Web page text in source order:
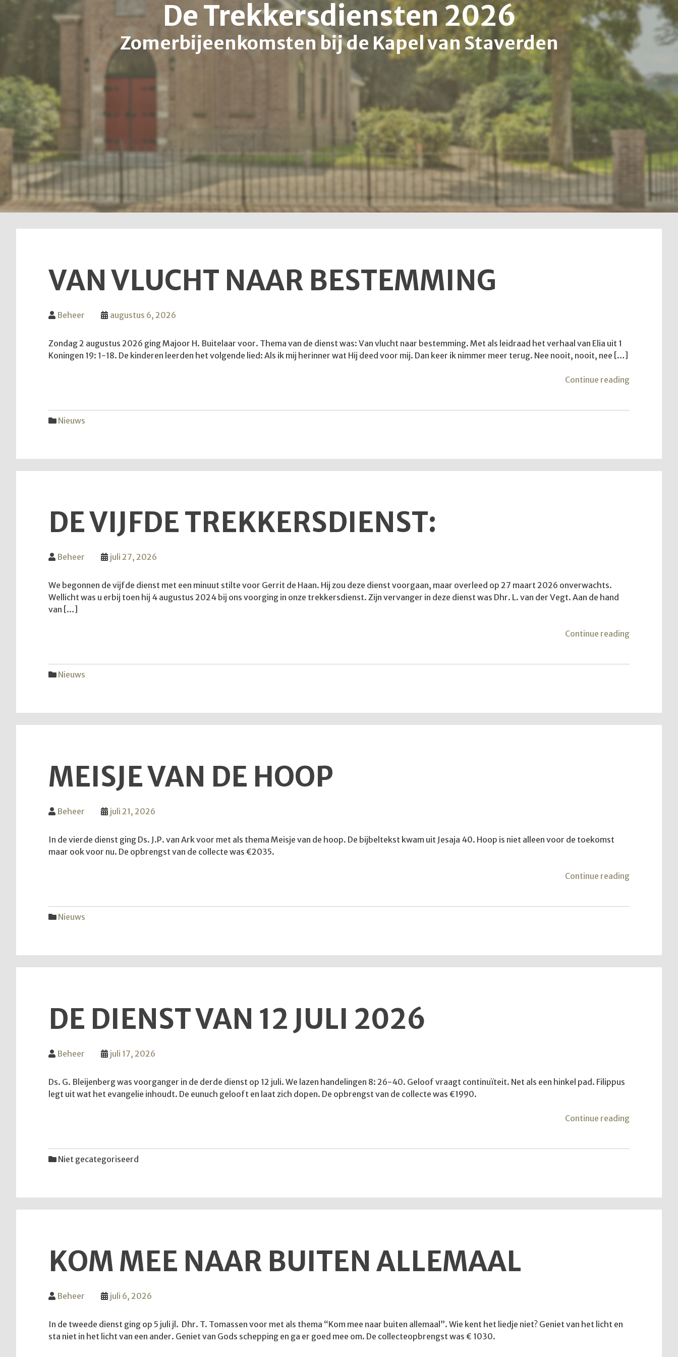
De Trekkersdiensten 2026
Zomerbijeenkomsten bij de Kapel van Staverden
VAN VLUCHT NAAR BESTEMMING
Beheer augustus 6, 2026
Zondag 2 augustus 2026 ging Majoor H. Buitelaar voor. Thema van de dienst was: Van vlucht naar bestemming. Met als leidraad het verhaal van Elia uit 1
Koningen 19: 1-18. De kinderen leerden het volgende lied: Als ik mij herinner wat Hij deed voor mij. Dan keer ik nimmer meer terug. Nee nooit, nooit, nee […]
Continue reading"Van
Nieuws
DE VIJFDE TREKKERSDIENST:
Beheer juli 27, 2026
We begonnen de vijfde dienst met een minuut stilte voor Gerrit de Haan. Hij zou deze dienst voorgaan, maar overleed op 27 maart 2026 onverwachts.
Wellicht was u erbij toen hij 4 augustus 2024 bij ons voorging in onze trekkersdienst. Zijn vervanger in deze dienst was Dhr. L. van der Vegt. Aan de hand
van […]
Continue reading"De
Nieuws
MEISJE VAN DE HOOP
Beheer juli 21, 2026
In de vierde dienst ging Ds. J.P. van Ark voor met als thema Meisje van de hoop. De bijbeltekst kwam uit Jesaja 40. Hoop is niet alleen voor de toekomst
maar ook voor nu. De opbrengst van de collecte was €2035.
Continue reading"Meisje
Nieuws
DE DIENST VAN 12 JULI 2026
Beheer juli 17, 2026
Ds. G. Bleijenberg was voorganger in de derde dienst op 12 juli. We lazen handelingen 8: 26-40. Geloof vraagt continuïteit. Net als een hinkel pad. Filippus
legt uit wat het evangelie inhoudt. De eunuch gelooft en laat zich dopen. De opbrengst van de collecte was €1990.
Continue reading"De
Niet gecategoriseerd
KOM MEE NAAR BUITEN ALLEMAAL
Beheer juli 6, 2026
In de tweede dienst ging op 5 juli jl. Dhr. T. Tomassen voor met als thema “Kom mee naar buiten allemaal”. Wie kent het liedje niet? Geniet van het licht en
sta niet in het licht van een ander. Geniet van Gods schepping en ga er goed mee om. De collecteopbrengst was € 1030.